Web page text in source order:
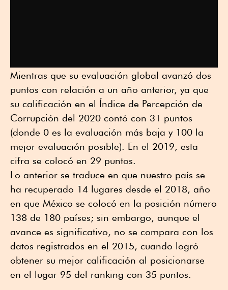
Mientras que su evaluación global avanzó dos
puntos con relación a un año anterior, ya que
su calificación en el Índice de Percepción de
Corrupción del 2020 contó con 31 puntos
(donde 0 es la evaluación más baja y 100 la
mejor evaluación posible). En el 2019, esta
cifra se colocó en 29 puntos.
Lo anterior se traduce en que nuestro país se
ha recuperado 14 lugares desde el 2018, año
en que México se colocó en la posición número
138 de 180 países; sin embargo, aunque el
avance es significativo, no se compara con los
datos registrados en el 2015, cuando logró
obtener su mejor calificación al posicionarse
en el lugar 95 del ranking con 35 puntos.